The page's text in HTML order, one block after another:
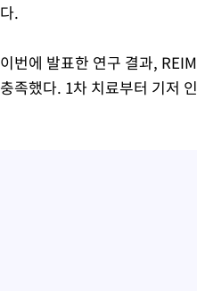
다.
이번에 발표한 연구 결과,
충족했다. 1차 치료부터 기저